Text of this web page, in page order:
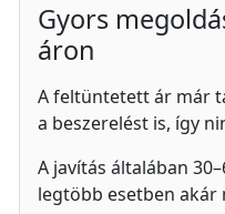
Gyors
áron
A feltüntetett ár már
a beszerelést is, így
A javítás általában
legtöbb esetben akár